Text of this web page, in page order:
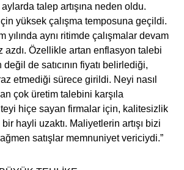
talep artışına neden oldu.
yüksek çalışma temposuna geçildi.
yılında aynı ritimde çalışmalar devam
azdı. Özellikle artan enflasyon talebi
değil de satıcının fiyatı belirlediği,
etmediği sürece girildi. Neyi nasıl
çok üretim talebini karşıla
hiçe sayan firmalar için, kalitesizlik
hayli uzaktı. Maliyetlerin artışı bizi
satışlar memnuniyet vericiydi.”